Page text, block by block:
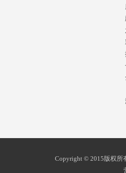
Copyright © 2015版权所